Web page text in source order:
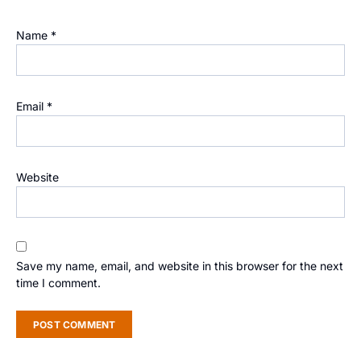
Name *
Email *
Website
Save my name, email, and website in this browser for the next
time I comment.